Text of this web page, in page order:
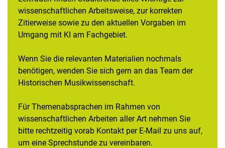
wissenschaftlichen Arbeitsweise, zur korrekten
Zitierweise sowie zu den aktuellen Vorgaben im
Umgang mit KI am Fachgebiet.
Wenn Sie die relevanten Materialien nochmals
benötigen, wenden Sie sich gern an das Team der
Historischen Musikwissenschaft.
Für Themenabsprachen im Rahmen von
wissenschaftlichen Arbeiten aller Art nehmen Sie
bitte rechtzeitig vorab Kontakt per E-Mail zu uns auf,
um eine Sprechstunde zu vereinbaren.